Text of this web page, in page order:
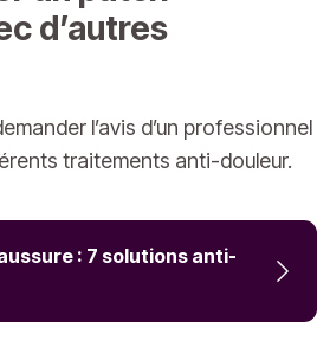
d’autres
l’avis d’un professionnel
traitements anti-douleur.
: 7 solutions anti-